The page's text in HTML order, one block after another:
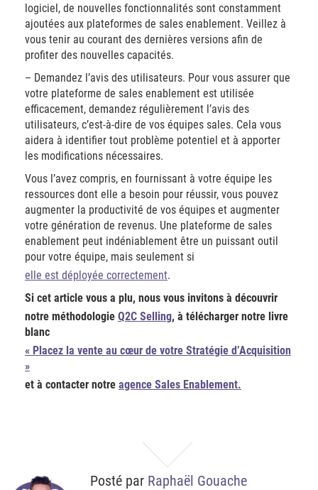
logiciel, de nouvelles fonctionnalités sont constamment
ajoutées aux plateformes de sales enablement. Veillez à
vous tenir au courant des dernières versions afin de
profiter des nouvelles capacités.
– Demandez l’avis des utilisateurs. Pour vous assurer que
votre plateforme de sales enablement est utilisée
efficacement, demandez régulièrement l’avis des
utilisateurs, c’est-à-dire de vos équipes sales. Cela vous
aidera à identifier tout problème potentiel et à apporter
les modifications nécessaires.
Vous l’avez compris, en fournissant à votre équipe les
ressources dont elle a besoin pour réussir, vous pouvez
augmenter la productivité de vos équipes et augmenter
votre génération de revenus. Une plateforme de sales
enablement peut indéniablement être un puissant outil
pour votre équipe, mais seulement si
elle est déployée correctement.
Si cet article vous a plu, nous vous invitons à découvrir
notre méthodologie Q2C Selling, à télécharger notre livre
blanc
« Placez la vente au cœur de votre Stratégie d’Acquisition
»
et à contacter notre agence Sales Enablement.
Posté par Raphaël Gouache